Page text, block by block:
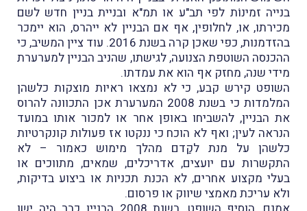
בנייה זמינוֹת לפי תב"ע או תמ"א ובניית בניין חדש לשם
מכירתו, או, לחלופין, אף אם הבניין לא ייהרס, הוא יימכר
בהזדמנות, כפי שאכן קרה בשנת 2016. עוד ציין המשיב, כי
ההכנסה השוטפת הצנועה, לגישתו, שהניב הבניין למערערת
מידי שנה, מחזק אף הוא את עמדתו.
השופט קירש קבע, כי לא נמצאו ראיות מוצקות כלשהן
המלמדות כי בשנת 2008 המערערת אכן התכוונה להרוס
את הבניין, להשביחו באופן אחר או למכור אותו במועד
הנראה לעין; ואף לא הוכח כי ננקטו אז פעולות קונקרטיות
כלשהן על מנת לקַדם מהלך מימוש כאמור – לא
התקשרות עם יועצים, אדריכלים, שמאים, מתווכים או
בעלי מקצוע אחרים, לא הכנת תכניות או ביצוע בדיקות,
ולא עריכת מאמצי שיווק או פרסום.